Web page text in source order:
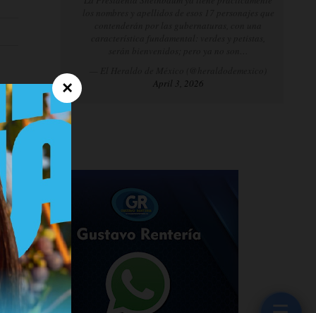
×
April 3, 2026